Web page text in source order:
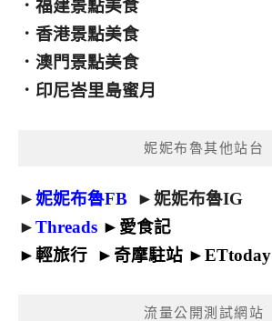
． 福建景點美食
． 香港景點美食
． 澳門景點美食
． 印尼峇里島蜜月
妮妮布魯其他站台
►妮妮布魯FB ►妮妮布魯IG
►Threads ► 愛食記
►輕旅行 ► 奇摩駐站 ►ETtoday
流量公開測試網站